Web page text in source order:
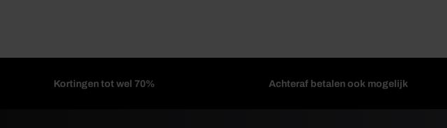
Kortingen tot wel 70% Achteraf betalen ook mogelijk